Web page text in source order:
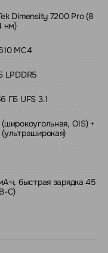
Dimensity 7200 Pro (8
нм)
MC4
LPDDR5
ГБ UFS 3.1
OIS) +
быстрая зарядка 45
C)